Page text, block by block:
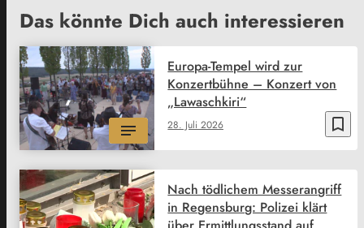
Das könnte Dich auch interessieren
bookmark_border
28. Juli 2026
Europa-Tempel wird zur
Konzertbühne – Konzert von
„Lawaschkiri“
Nach tödlichem Messerangriff
in Regensburg: Polizei klärt